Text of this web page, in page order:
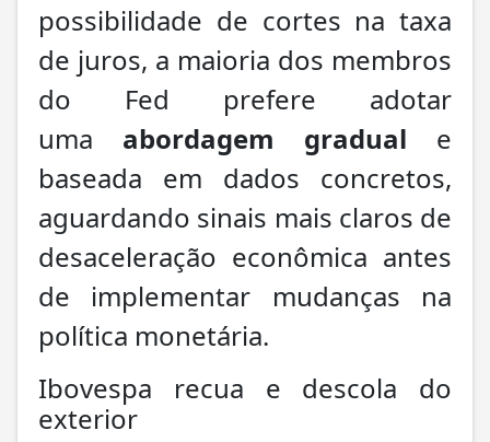
possibilidade de cortes na taxa
de juros, a maioria dos membros
do Fed prefere adotar
uma abordagem gradual e
baseada em dados concretos,
aguardando sinais mais claros de
desaceleração econômica antes
de implementar mudanças na
política monetária.
Ibovespa recua e descola do
exterior